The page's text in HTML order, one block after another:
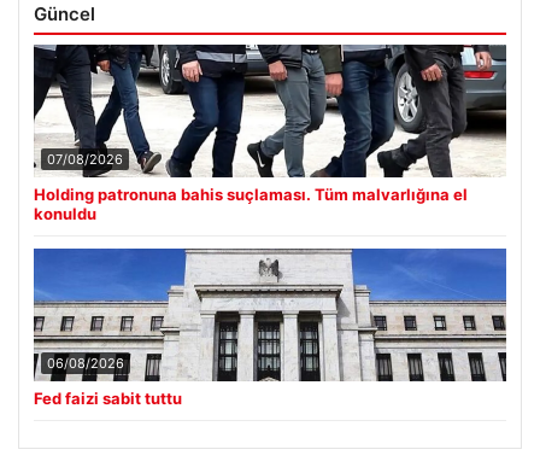
Güncel
07/08/2026
Holding patronuna bahis suçlaması. Tüm malvarlığına el
konuldu
06/08/2026
Fed faizi sabit tuttu